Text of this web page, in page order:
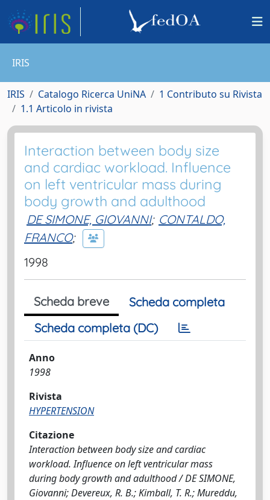
IRIS
IRIS Catalogo Ricerca UniNA
1 Contributo su Rivista
1.1 Articolo in rivista
Interaction between body size
and cardiac workload. Influence
on left ventricular mass during
body growth and adulthood
DE SIMONE, GIOVANNI; CONTALDO,
FRANCO;
1998
Scheda breve
Scheda completa
Scheda completa (DC)
Anno
1998
Rivista
HYPERTENSION
Citazione
Interaction between body size and cardiac
workload. Influence on left ventricular mass
during body growth and adulthood / DE SIMONE,
Giovanni; Devereux, R. B.; Kimball, T. R.; Mureddu,